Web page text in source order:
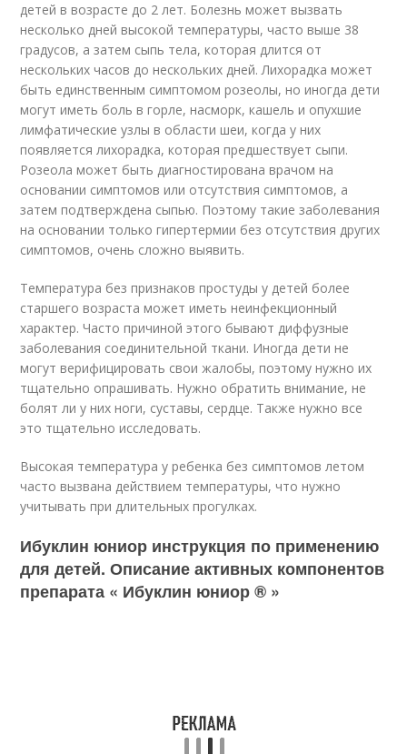
детей в возрасте до 2 лет. Болезнь может вызвать
несколько дней высокой температуры, часто выше 38
градусов, а затем сыпь тела, которая длится от
нескольких часов до нескольких дней. Лихорадка может
быть единственным симптомом розеолы, но иногда дети
могут иметь боль в горле, насморк, кашель и опухшие
лимфатические узлы в области шеи, когда у них
появляется лихорадка, которая предшествует сыпи.
Розеола может быть диагностирована врачом на
основании симптомов или отсутствия симптомов, а
затем подтверждена сыпью. Поэтому такие заболевания
на основании только гипертермии без отсутствия других
симптомов, очень сложно выявить.
Температура без признаков простуды у детей более
старшего возраста может иметь неинфекционный
характер. Часто причиной этого бывают диффузные
заболевания соединительной ткани. Иногда дети не
могут верифицировать свои жалобы, поэтому нужно их
тщательно опрашивать. Нужно обратить внимание, не
болят ли у них ноги, суставы, сердце. Также нужно все
это тщательно исследовать.
Высокая температура у ребенка без симптомов летом
часто вызвана действием температуры, что нужно
учитывать при длительных прогулках.
Ибуклин юниор инструкция по применению
для детей. Описание активных компонентов
препарата « Ибуклин юниор ® »